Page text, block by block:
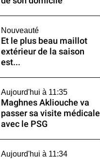
Nouveauté
Et le plus beau maillot
extérieur de la saison
est...
Aujourd'hui à 11:35
Maghnes Akliouche va
passer sa visite médicale
avec le PSG
Aujourd'hui à 11:34